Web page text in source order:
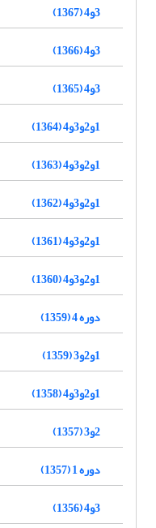
3و4 (1367)
3و4 (1366)
3و4 (1365)
1و2و3و4 (1364)
1و2و3و4 (1363)
1و2و3و4 (1362)
1و2و3و4 (1361)
1و2و3و4 (1360)
دوره 4 (1359)
1و2و3 (1359)
1و2و3و4 (1358)
2و3 (1357)
دوره 1 (1357)
3و4 (1356)